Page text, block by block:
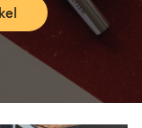
in New Tab